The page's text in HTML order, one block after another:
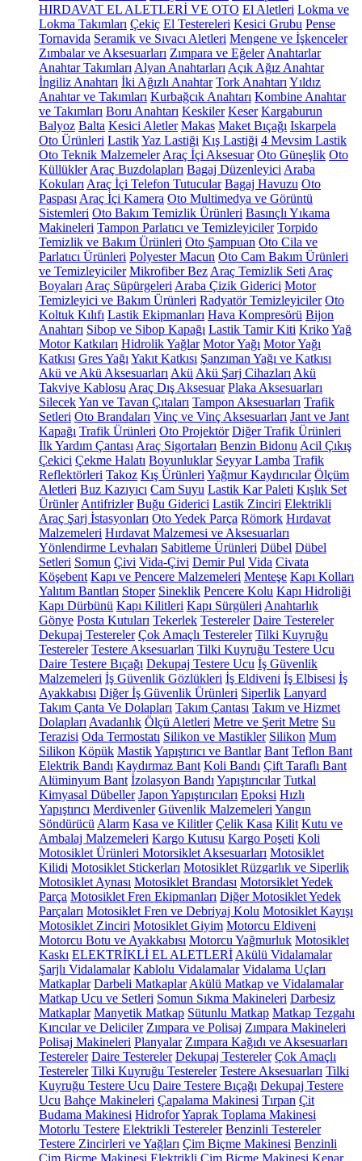
HIRDAVAT EL ALETLERİ VE OTO El Aletleri Lokma ve
Lokma Takımları Çekiç El Testereleri Kesici Grubu Pense
Tornavida Seramik ve Sıvacı Aletleri Mengene ve İşkenceler
Zımbalar ve Aksesuarları Zımpara ve Eğeler Anahtarlar
Anahtar Takımları Alyan Anahtarları Açık Ağız Anahtar
İngiliz Anahtarı İki Ağızlı Anahtar Tork Anahtarı Yıldız
Anahtar ve Takımları Kurbağcık Anahtarı Kombine Anahtar
ve Takımları Boru Anahtarı Keskiler Keser Kargaburun
Balyoz Balta Kesici Aletler Makas Maket Bıçağı Iskarpela
Oto Ürünleri LastikYaz Lastiği Kış Lastiği 4 Mevsim Lastik
Oto Teknik Malzemeler Araç İçi Aksesuar Oto Güneşlik Oto
Küllükler Araç Buzdolapları Bagaj Düzenleyici Araba
Kokuları Araç İçi Telefon Tutucular Bagaj Havuzu Oto
Paspası Araç İçi Kamera Oto Multimedya ve Görüntü
Sistemleri Oto Bakım Temizlik Ürünleri Basınçlı Yıkama
Makineleri Tampon Parlatıcı ve Temizleyiciler Torpido
Temizlik ve Bakım Ürünleri Oto Şampuan Oto Cila ve
Parlatıcı Ürünleri Polyester Macun Oto Cam Bakım Ürünleri
ve Temizleyiciler Mikrofiber Bez Araç Temizlik Seti Araç
Boyaları Araç Süpürgeleri Araba Çizik Giderici Motor
Temizleyici ve Bakım Ürünleri Radyatör Temizleyiciler Oto
Koltuk Kılıfı Lastik Ekipmanları Hava Kompresörü Bijon
Anahtarı Sibop ve Sibop Kapağı Lastik Tamir Kiti KrikoYağ
Motor Katkıları Hidrolik Yağlar Motor Yağı Motor Yağı
Katkısı Gres Yağı Yakıt Katkısı Şanzıman Yağı ve Katkısı
Akü ve Akü Aksesuarları Akü Akü Şarj Cihazları Akü
Takviye Kablosu Araç Dış Aksesuar Plaka Aksesuarları
SilecekYan ve Tavan Çıtaları Tampon Aksesuarları Trafik
Setleri Oto Brandaları Vinç ve Vinç Aksesuarları Jant ve Jant
Kapağı Trafik Ürünleri Oto Projektör Diğer Trafik Ürünleri
İlk Yardım Çantası Araç Sigortaları Benzin Bidonu Acil Çıkış
Çekici Çekme Halatı Boyunluklar Seyyar Lamba Trafik
Reflektörleri Takoz Kış Ürünleri Yağmur Kaydırıcılar Ölçüm
Aletleri Buz Kazıyıcı Cam Suyu Lastik Kar Paleti Kışlık Set
Ürünler Antifrizler Buğu Giderici Lastik Zinciri Elektrikli
Araç Şarj İstasyonları Oto Yedek Parça Römork Hırdavat
Malzemeleri Hırdavat Malzemesi ve Aksesuarları
Yönlendirme Levhaları Sabitleme Ürünleri Dübel Dübel
Setleri Somun Çivi Vida-Çivi Demir Pul Vida Civata
Köşebent Kapı ve Pencere Malzemeleri Menteşe Kapı Kolları
Yalıtım Bantları Stoper Sineklik Pencere Kolu Kapı Hidroliği
Kapı Dürbünü Kapı Kilitleri Kapı Sürgüleri Anahtarlık
Gönye Posta Kutuları Tekerlek Testereler Daire Testereler
Dekupaj Testereler Çok Amaçlı Testereler Tilki Kuyruğu
Testereler Testere Aksesuarları Tilki Kuyruğu Testere Ucu
Daire Testere Bıçağı Dekupaj Testere Ucu İş Güvenlik
Malzemeleri İş Güvenlik Gözlükleri İş Eldiveni İş Elbisesi İş
Ayakkabısı Diğer İş Güvenlik Ürünleri Siperlik Lanyard
Takım Çanta Ve Dolapları Takım Çantası Takım ve Hizmet
Dolapları Avadanlık Ölçü Aletleri Metre ve Şerit Metre Su
Terazisi Oda Termostatı Silikon ve Mastikler Silikon Mum
Silikon Köpük MastikYapıştırıcı ve Bantlar Bant Teflon Bant
Elektrik Bandı Kaydırmaz Bant Koli Bandı Çift Taraflı Bant
Alüminyum Bant İzolasyon Bandı Yapıştırıcılar Tutkal
Kimyasal Dübeller Japon Yapıştırıcıları Epoksi Hızlı
Yapıştırıcı Merdivenler Güvenlik Malzemeleri Yangın
Söndürücü Alarm Kasa ve Kilitler Çelik Kasa Kilit Kutu ve
Ambalaj Malzemeleri Kargo Kutusu Kargo Poşeti Koli
Motosiklet Ürünleri Motorsiklet Aksesuarları Motosiklet
Kilidi Motosiklet Stickerları Motosiklet Rüzgarlık ve Siperlik
Motosiklet Aynası Motosiklet Brandası Motorsiklet Yedek
Parça Motosiklet Fren Ekipmanları Diğer Motosiklet Yedek
Parçaları Motosiklet Fren ve Debriyaj Kolu Motosiklet Kayışı
Motosiklet Zinciri Motosiklet Giyim Motorcu Eldiveni
Motorcu Botu ve Ayakkabısı Motorcu Yağmurluk Motosiklet
Kaskı ELEKTRİKLİ EL ALETLERİ Akülü Vidalamalar
Şarjlı Vidalamalar Kablolu Vidalamalar Vidalama Uçları
Matkaplar Darbeli Matkaplar Akülü Matkap ve Vidalamalar
Matkap Ucu ve Setleri Somun Sıkma Makineleri Darbesiz
Matkaplar Manyetik Matkap Sütunlu Matkap Matkap Tezgahı
Kırıcılar ve Deliciler Zımpara ve Polisaj Zımpara Makineleri
Polisaj Makineleri Planyalar Zımpara Kağıdı ve Aksesuarları
Testereler Daire Testereler Dekupaj Testereler Çok Amaçlı
Testereler Tilki Kuyruğu Testereler Testere Aksesuarları Tilki
Kuyruğu Testere Ucu Daire Testere Bıçağı Dekupaj Testere
Ucu Bahçe Makineleri Çapalama Makinesi Tırpan Çit
Budama Makinesi HidroforYaprak Toplama Makinesi
Motorlu Testere Elektrikli Testereler Benzinli Testereler
Testere Zincirleri ve Yağları Çim Biçme Makinesi Benzinli
Çim Biçme Makinesi Elektrikli Çim Biçme Makinesi Kenar